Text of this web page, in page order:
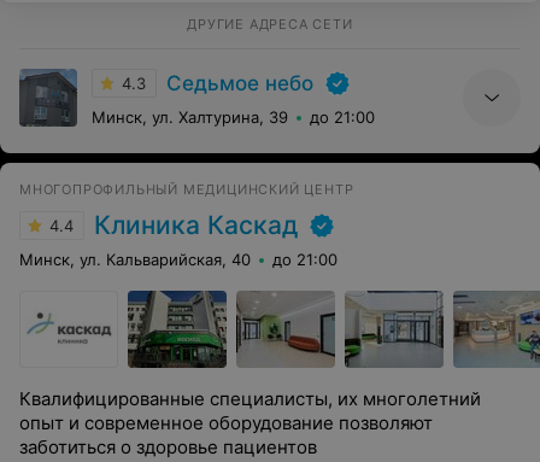
ДРУГИЕ АДРЕСА СЕТИ
4.3 Седьмое небо
Минск, ул. Халтурина, 39 до 21:00
МНОГОПРОФИЛЬНЫЙ МЕДИЦИНСКИЙ ЦЕНТР
4.4 Клиника Каскад
Минск, ул. Кальварийская, 40 до 21:00
Квалифицированные специалисты, их многолетний
опыт и современное оборудование позволяют
заботиться о здоровье пациентов